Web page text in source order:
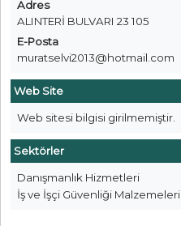
Adres
ALINTERİ BULVARI 23 105
E-Posta
muratselvi2013@hotmail.com
Web Site
Web sitesi bilgisi girilmemiştir.
Sektörler
Danışmanlık Hizmetleri
İş ve İşçi Güvenliği Malzemeleri